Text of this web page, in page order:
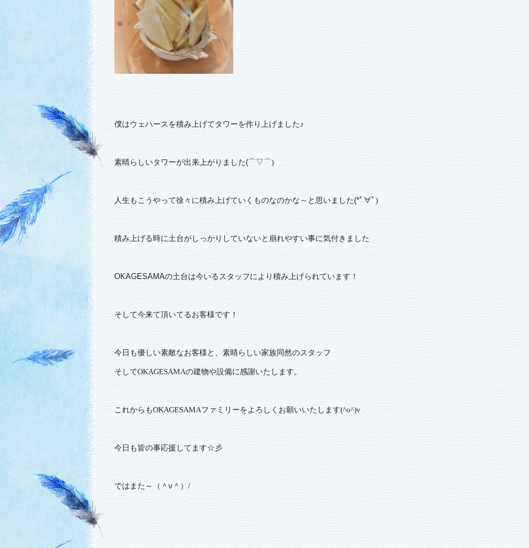
僕はウェハースを積み上げてタワーを作り上げました♪
素晴らしいタワーが出来上がりました(⌒▽⌒)
人生もこうやって徐々に積み上げていくものなのかな～と思いました(*ﾟ∀ﾟ )
積み上げる時に土台がしっかりしていないと崩れやすい事に気付きました
OKAGESAMAの土台は今いるスタッフにより積み上げられています！
そして今来て頂いてるお客様です！
今日も優しい素敵なお客様と、素晴らしい家族同然のスタッフ
そしてOKAGESAMAの建物や設備に感謝いたします。
これからもOKAGESAMAファミリーをよろしくお願いいたします(^o^)v
今日も皆の事応援してます☆彡
ではまた～（＾ν＾） /